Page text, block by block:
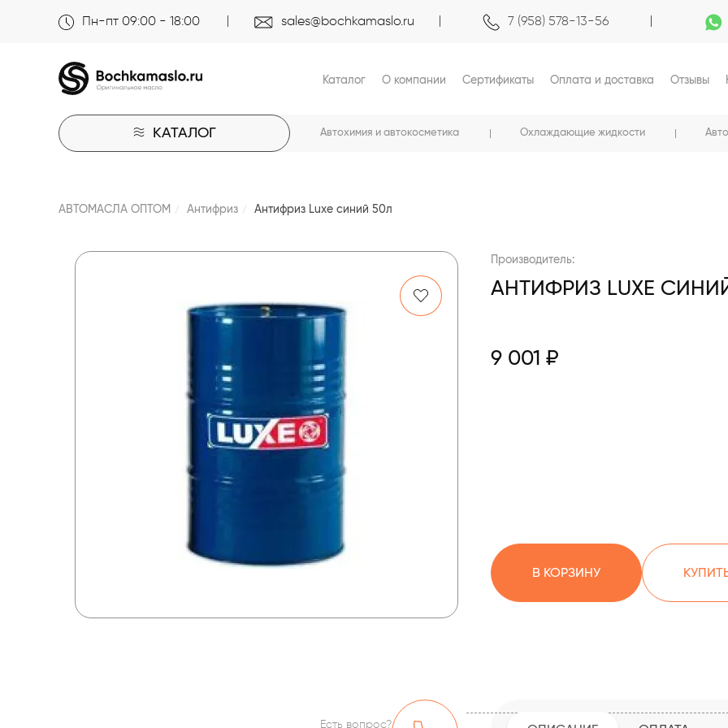
Пн-пт 09:00 - 18:00 sales@bochkamaslo.ru 7 (958) 578-13-56
Каталог О компании Сертификаты Оплата и доставка Отзывы
КАТАЛОГ Автохимия и автокосметика Охлаждающие жидкости
АВТОМАСЛА ОПТОМ Антифриз Антифриз Luxe синий 50л
Производитель:
АНТИФРИЗ LUXE
9 001 ₽
В КОРЗИНУ
Есть вопрос?